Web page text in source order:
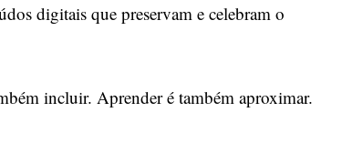
digitais que preservam e celebram o
incluir. Aprender é também aproximar.